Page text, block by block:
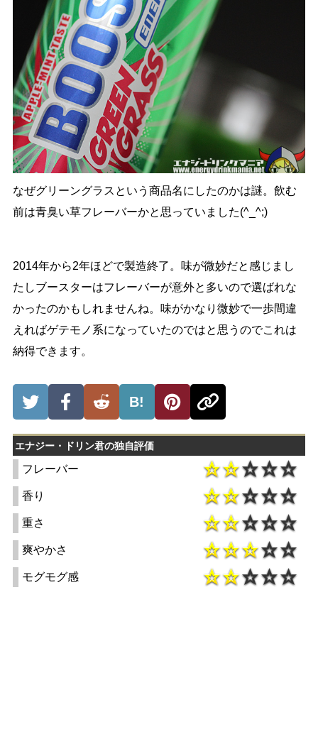
なぜグリーングラスという商品名にしたのかは謎。飲む
前は青臭い草フレーバーかと思っていました(^_^;)
2014年から2年ほどで製造終了。味が微妙だと感じまし
たしブースターはフレーバーが意外と多いので選ばれな
かったのかもしれませんね。味がかなり微妙で一歩間違
えればゲテモノ系になっていたのではと思うのでこれは
納得できます。
B!
エナジー・ドリン君の独自評価
フレーバー
香り
重さ
爽やかさ
モグモグ感